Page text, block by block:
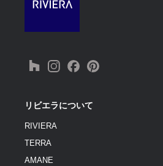
リビエラについて
RIVIERA
TERRA
AMANE